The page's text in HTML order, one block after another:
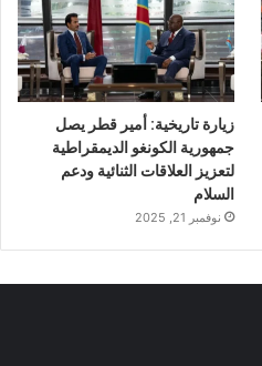
زيارة تاريخية: أمير قطر يصل
جمهورية الكونغو الديمقراطية
لتعزيز العلاقات الثنائية ودعم
السلام
نوفمبر 21, 2025